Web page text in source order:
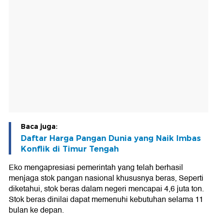
Baca juga:
Daftar Harga Pangan Dunia yang Naik Imbas
Konflik di Timur Tengah
Eko mengapresiasi pemerintah yang telah berhasil
menjaga stok pangan nasional khususnya beras, Seperti
diketahui, stok beras dalam negeri mencapai 4,6 juta ton.
Stok beras dinilai dapat memenuhi kebutuhan selama 11
bulan ke depan.